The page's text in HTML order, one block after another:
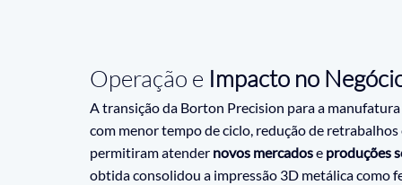
Operação e Impacto no
A transição da Borton Precision para a
com menor tempo de ciclo, redução de
permitiram atender novos mercados e produções
obtida consolidou a impressão 3D metálica como